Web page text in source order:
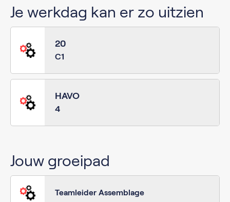
Je werkdag kan er zo uitzien
20
C1
HAVO
4
Jouw groeipad
Teamleider Assemblage